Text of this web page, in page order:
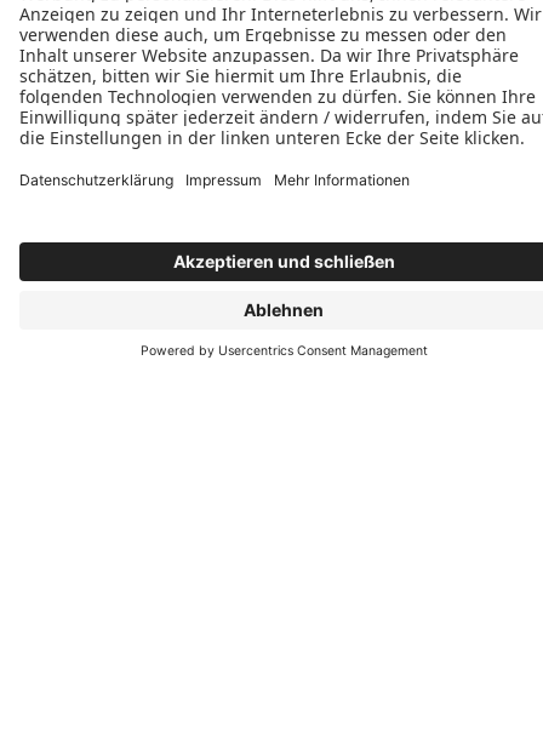
E-Mail schreiben
Öffnungszeiten
Bitte kontaktieren Sie uns per Telefon oder E-
Mail
Unsere Ausstellung in Westerheim
Montag bis Donnerstag von 8- 17 Uhr
Freitag von 8- 14 Uhr